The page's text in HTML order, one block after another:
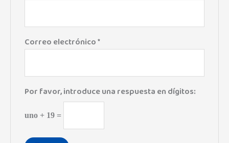
Correo electrónico*
Por favor, introduce una respuesta en dígitos:
uno + 19 =